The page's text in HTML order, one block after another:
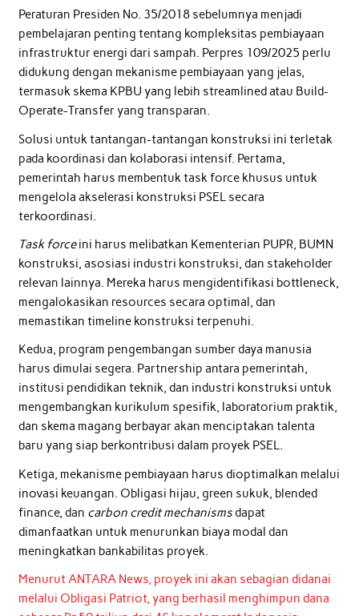
Peraturan Presiden No. 35/2018 sebelumnya menjadi
pembelajaran penting tentang kompleksitas pembiayaan
infrastruktur energi dari sampah. Perpres 109/2025 perlu
didukung dengan mekanisme pembiayaan yang jelas,
termasuk skema KPBU yang lebih streamlined atau Build-
Operate-Transfer yang transparan.
Solusi untuk tantangan-tantangan konstruksi ini terletak
pada koordinasi dan kolaborasi intensif. Pertama,
pemerintah harus membentuk task force khusus untuk
mengelola akselerasi konstruksi PSEL secara
terkoordinasi.
Task forceini harus melibatkan Kementerian PUPR, BUMN
konstruksi, asosiasi industri konstruksi, dan stakeholder
relevan lainnya. Mereka harus mengidentifikasi bottleneck,
mengalokasikan resources secara optimal, dan
memastikan timeline konstruksi terpenuhi.
Kedua, program pengembangan sumber daya manusia
harus dimulai segera. Partnership antara pemerintah,
institusi pendidikan teknik, dan industri konstruksi untuk
mengembangkan kurikulum spesifik, laboratorium praktik,
dan skema magang berbayar akan menciptakan talenta
baru yang siap berkontribusi dalam proyek PSEL.
Ketiga, mekanisme pembiayaan harus dioptimalkan melalui
inovasi keuangan. Obligasi hijau, green sukuk, blended
finance, dan carbon credit mechanismsdapat
dimanfaatkan untuk menurunkan biaya modal dan
meningkatkan bankabilitas proyek.
Menurut ANTARA News, proyek ini akan sebagian didanai
melalui Obligasi Patriot, yang berhasil menghimpun dana